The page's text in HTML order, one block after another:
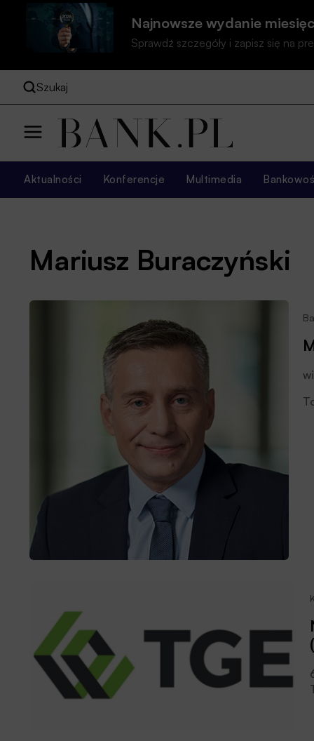
Najnowsze wydanie
Sprawdź szczegóły i zapisz się na
Szukaj
Aktualności Konferencje Multimedia
Mariusz Buraczyński